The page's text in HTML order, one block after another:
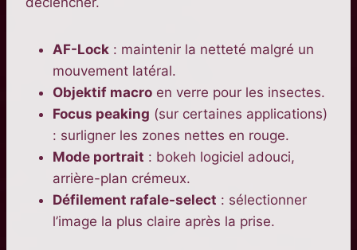
AF-Lock : maintenir la netteté malgré un
mouvement latéral.
Objektif macro en verre pour les insectes.
Focus peaking (sur certaines applications)
: surligner les zones nettes en rouge.
Mode portrait : bokeh logiciel adouci,
arrière-plan crémeux.
Défilement rafale-select : sélectionner
l’image la plus claire après la prise.